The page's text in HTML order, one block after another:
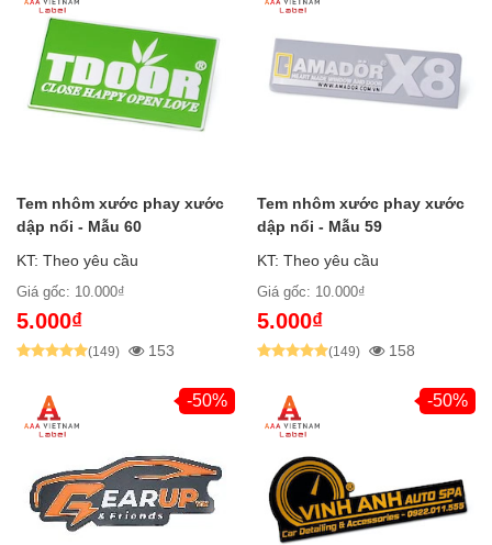
Tem nhôm xước phay xước
dập nổi - Mẫu 60
KT: Theo yêu cầu
Giá gốc: 10.000₫
5.000₫
(149) 153
Tem nhôm xước phay xước
dập nổi - Mẫu 59
KT: Theo yêu cầu
Giá gốc: 10.000₫
5.000₫
(149) 158
-50% -50%